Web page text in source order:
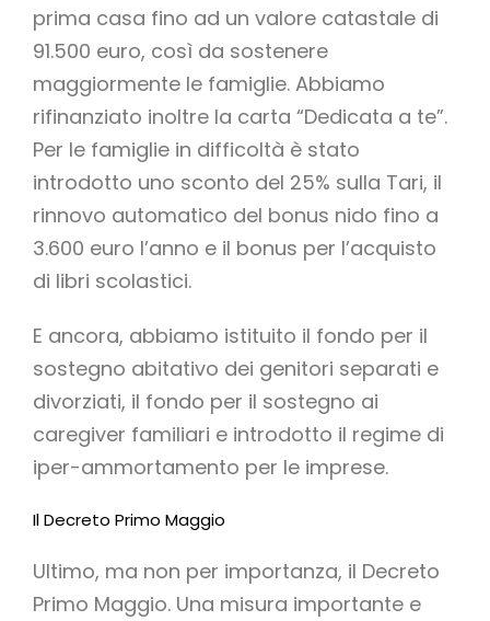
prima casa fino ad un valore catastale di
91.500 euro, così da sostenere
maggiormente le famiglie. Abbiamo
rifinanziato inoltre la carta “Dedicata a te”.
Per le famiglie in difficoltà è stato
introdotto uno sconto del 25% sulla Tari, il
rinnovo automatico del bonus nido fino a
3.600 euro l’anno e il bonus per l’acquisto
di libri scolastici.
E ancora, abbiamo istituito il fondo per il
sostegno abitativo dei genitori separati e
divorziati, il fondo per il sostegno ai
caregiver familiari e introdotto il regime di
iper-ammortamento per le imprese.
Il Decreto Primo Maggio
Ultimo, ma non per importanza, il Decreto
Primo Maggio. Una misura importante e